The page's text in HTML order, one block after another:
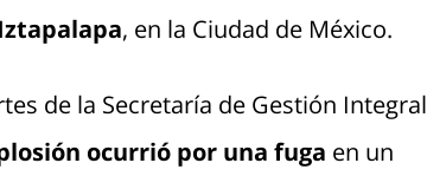
, en la Ciudad de México.
de la Secretaría de Gestión Integral
ocurrió por una fuga en un